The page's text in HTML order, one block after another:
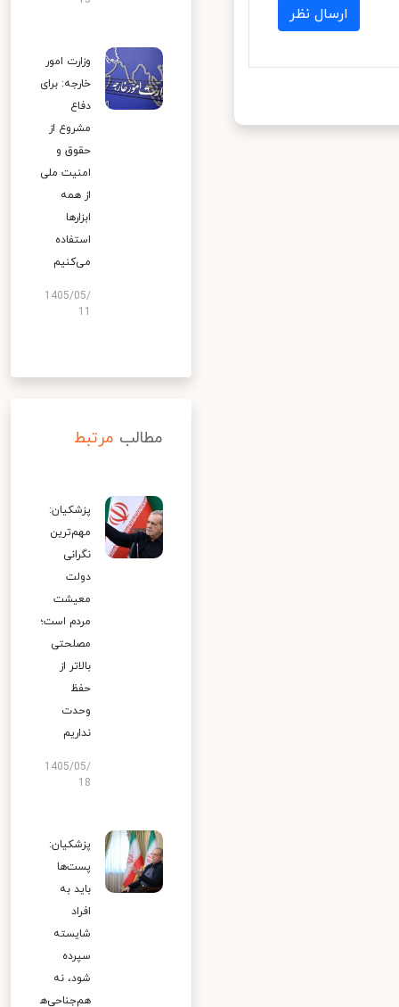
ارسال نظر
وزارت امور
خارجه: برای
دفاع
مشروع از
حقوق و
امنیت ملی
از همه
ابزارها
استفاده
می‌کنیم
1405/05/
مطالب مرتبط
پزشکیان:
مهم‌ترین
نگرانی
دولت
معیشت
مردم است؛
مصلحتی
بالاتر از
حفظ
وحدت
نداریم
1405/05/
18
پزشکیان:
پست‌ها
باید به
افراد
شایسته
سپرده
شود، نه
هم‌جناحی‌ه